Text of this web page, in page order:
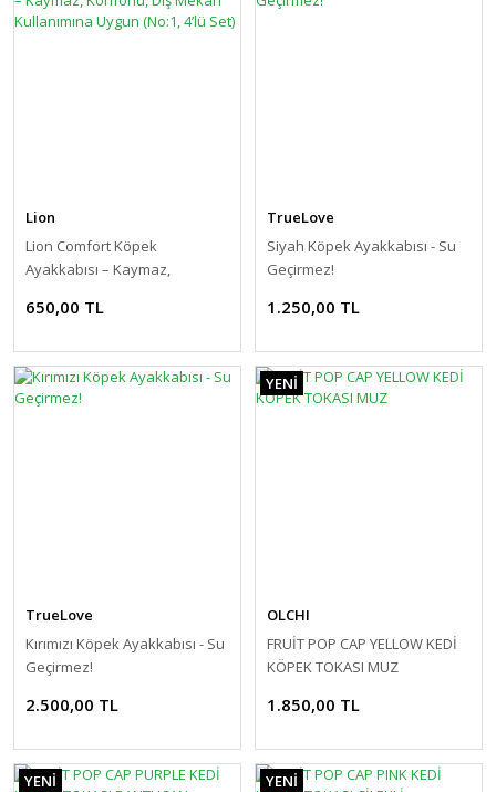
Lion
Lion Comfort Köpek
Ayakkabısı – Kaymaz,
Kullanımına Uygun (No:1, 4’lü
650,00 TL
TrueLove
Siyah Köpek Ayakkabısı - Su
Geçirmez!
1.250,00 TL
TrueLove
Kırımızı Köpek Ayakkabısı - Su
Geçirmez!
2.500,00 TL
YENİ
OLCHI
FRUİT POP CAP YELLOW KEDİ
KÖPEK TOKASI MUZ
1.850,00 TL
YENİ YENİ